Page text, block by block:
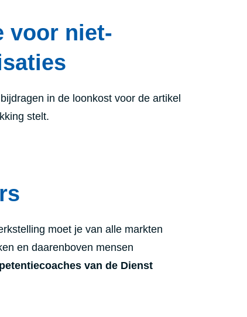
voor niet-
in de loonkost voor de artikel
stelt.
moet je van alle markten
en daarenboven mensen
van de Dienst